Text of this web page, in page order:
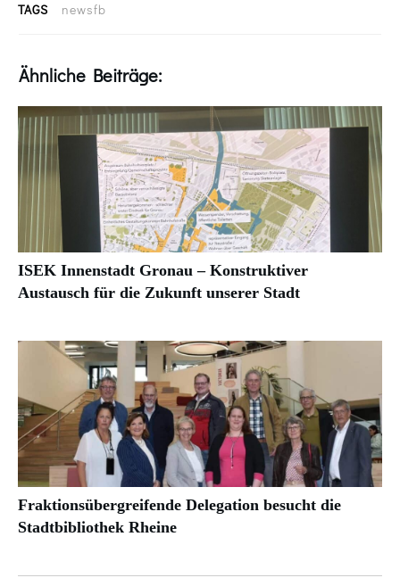
TAGS newsfb
Ähnliche Beiträge:
ISEK Innenstadt Gronau – Konstruktiver
Austausch für die Zukunft unserer Stadt
Fraktionsübergreifende Delegation besucht die
Stadtbibliothek Rheine